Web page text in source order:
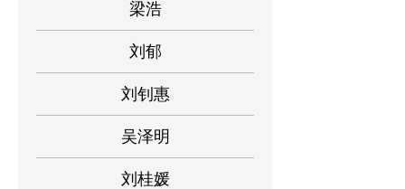
梁浩
刘郁
刘钊惠
吴泽明
刘桂媛